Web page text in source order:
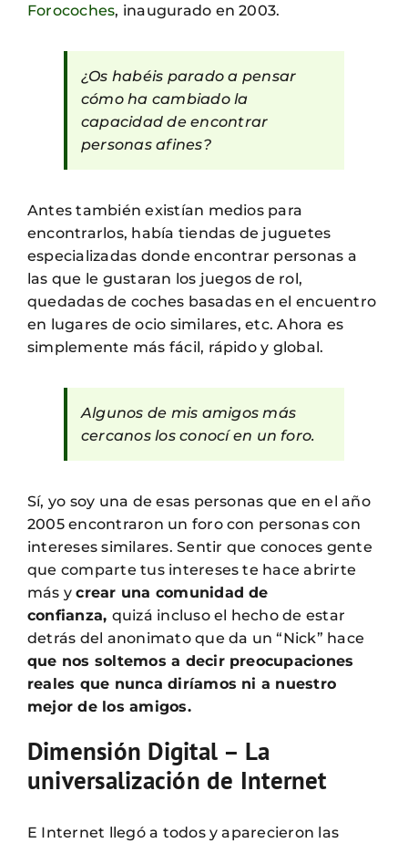
Forocoches, inaugurado en 2003.
¿Os habéis parado a pensar
cómo ha cambiado la
capacidad de encontrar
personas afines?
Antes también existían medios para
encontrarlos, había tiendas de juguetes
especializadas donde encontrar personas a
las que le gustaran los juegos de rol,
quedadas de coches basadas en el encuentro
en lugares de ocio similares, etc. Ahora es
simplemente más fácil, rápido y global.
Algunos de mis amigos más
cercanos los conocí en un foro.
Sí, yo soy una de esas personas que en el año
2005 encontraron un foro con personas con
intereses similares. Sentir que conoces gente
que comparte tus intereses te hace abrirte
más ycrear una comunidad de
confianza, quizá incluso el hecho de estar
detrás del anonimato que da un “Nick” hace
que nos soltemos a decir preocupaciones
reales que nunca diríamos ni a nuestro
mejor de los amigos.
Dimensión Digital – La
universalización de Internet
E Internet llegó a todos y aparecieron las